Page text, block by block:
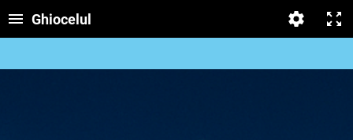
Ghiocelul